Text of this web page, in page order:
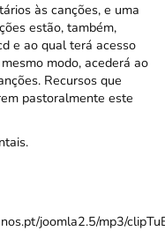
às canções, e uma
estão, também,
e ao qual terá acesso
modo, acederá ao
Recursos que
pastoralmente este
joomla2.5/mp3/